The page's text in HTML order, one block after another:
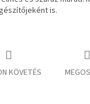
is.
KÖVETÉS